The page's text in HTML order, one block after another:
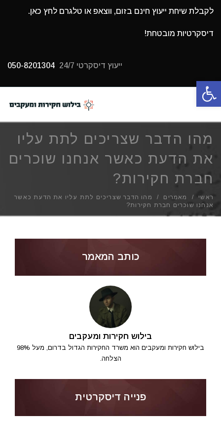
פתח סרגל נגישות
לקבלת שיחת ייעוץ חינם בזום, ווצאפ או טלגרם לחץ כאן.
דיסקרטיות מובטחת!
ייעוץ דיסקרטי 24/7 050-8201304
תפריט
מהו הדבר שצריכים לתת עליו
את הדעת כאשר אנחנו שוכרים
חברת חקירות?
ראשי / מאמרים /
מהו הדבר שצריכים לתת עליו את הדעת כאשר
אנחנו שוכרים חברת חקירות?
כותב המאמר
בילוש חקירות ומעקבים
בילוש חקירות ומעקבים הוא משרד החקירות הגדול בדרום, מעל 98%
הצלחה.
פנייה דיסקרטית